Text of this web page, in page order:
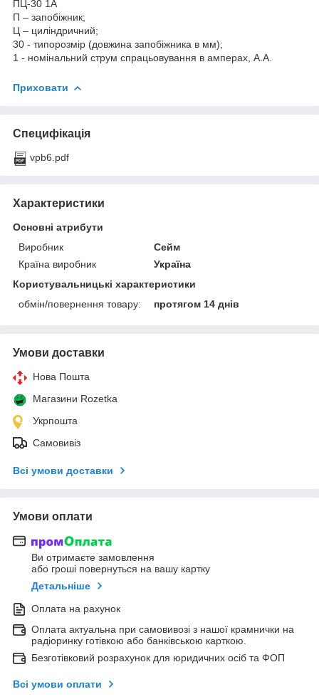
ПЦ-30 1А
П – запобіжник;
Ц – циліндричний;
30 - типорозмір (довжина запобіжника в мм);
1 - номінальний струм спрацьовування в амперах, А.А.
Приховати
Специфікація
vpb6.pdf
Характеристики
Основні атрибути
Виробник
Сейм
Країна виробник
Україна
Користувальницькі характеристики
обмін/повернення товару:
протягом 14 днів
Умови доставки
Нова Пошта
Магазини Rozetka
Укрпошта
Самовивіз
Всі умови доставки
Умови оплати
Ви отримаєте замовлення
або гроші повернуться на вашу картку
Детальніше
Оплата на рахунок
Оплата актуальна при самовивозі з нашої крамнички на
радіоринку готівкою або банківською карткою.
Безготівковий розрахунок для юридичних осіб та ФОП
Всі умови оплати